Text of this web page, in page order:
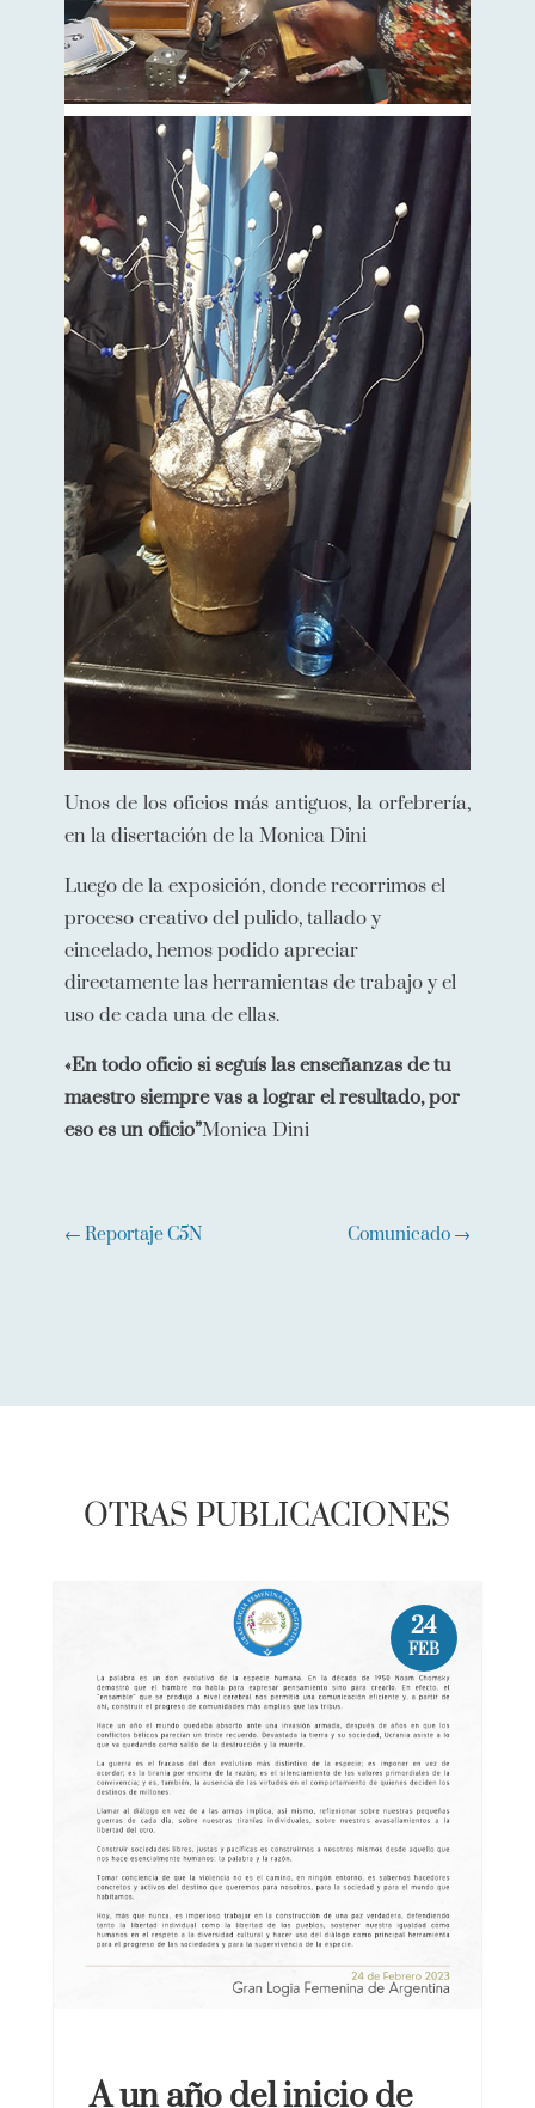
Unos de los oficios más antiguos, la orfebrería,
en la disertación de la Monica Dini
Luego de la exposición, donde recorrimos el
proceso creativo del pulido, tallado y
cincelado, hemos podido apreciar
directamente las herramientas de trabajo y el
uso de cada una de ellas.
«En todo oficio si seguís las enseñanzas de tu
maestro siempre vas a lograr el resultado, por
eso es un oficio”Monica Dini
← Reportaje C5N Comunicado →
OTRAS PUBLICACIONES
A un año del inicio de
24
FEB